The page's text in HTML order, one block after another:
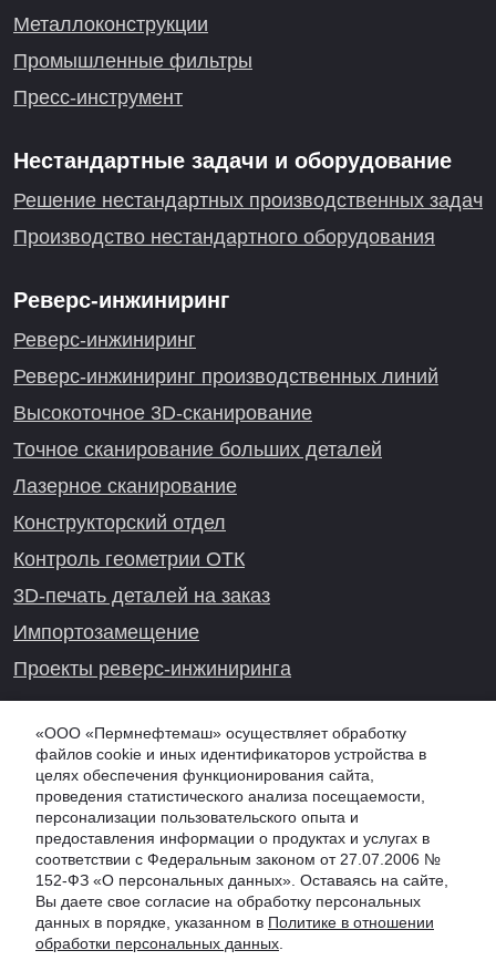
Металлоконструкции
Промышленные фильтры
Пресс-инструмент
Нестандартные задачи и оборудование
Решение нестандартных производственных задач
Производство нестандартного оборудования
Реверс-инжиниринг
Реверс-инжиниринг
Реверс-инжиниринг производственных линий
Высокоточное 3D-сканирование
Точное сканирование больших деталей
Лазерное сканирование
Конструкторский отдел
Контроль геометрии ОТК
3D-печать деталей на заказ
Импортозамещение
Проекты реверс-инжиниринга
© 2026 PNM.SU - ООО "Пермнефтемаш" (ПНМ, PNM), г. Казань
Обработка персональных данных
Информация на сайте не является публичной офертой
Онлайн-консультация
«ООО «Пермнефтемаш» осуществляет обработку
файлов cookie и иных идентификаторов устройства в
целях обеспечения функционирования сайта,
проведения статистического анализа посещаемости,
персонализации пользовательского опыта и
предоставления информации о продуктах и услугах в
соответствии с Федеральным законом от 27.07.2006 №
152-ФЗ «О персональных данных». Оставаясь на сайте,
Вы даете свое согласие на обработку персональных
данных в порядке, указанном в Политике в отношении
обработки персональных данных